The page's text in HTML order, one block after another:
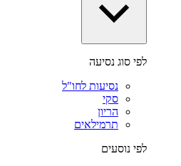
לפי סוג נסיעה
נסיעות לחו"ל
סקי
הריון
תרמילאים
לפי נוסעים